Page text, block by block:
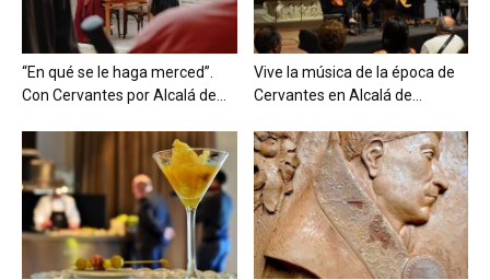
“En qué se le haga merced”.
Con Cervantes por Alcalá de...
Vive la música de la época de
Cervantes en Alcalá de...